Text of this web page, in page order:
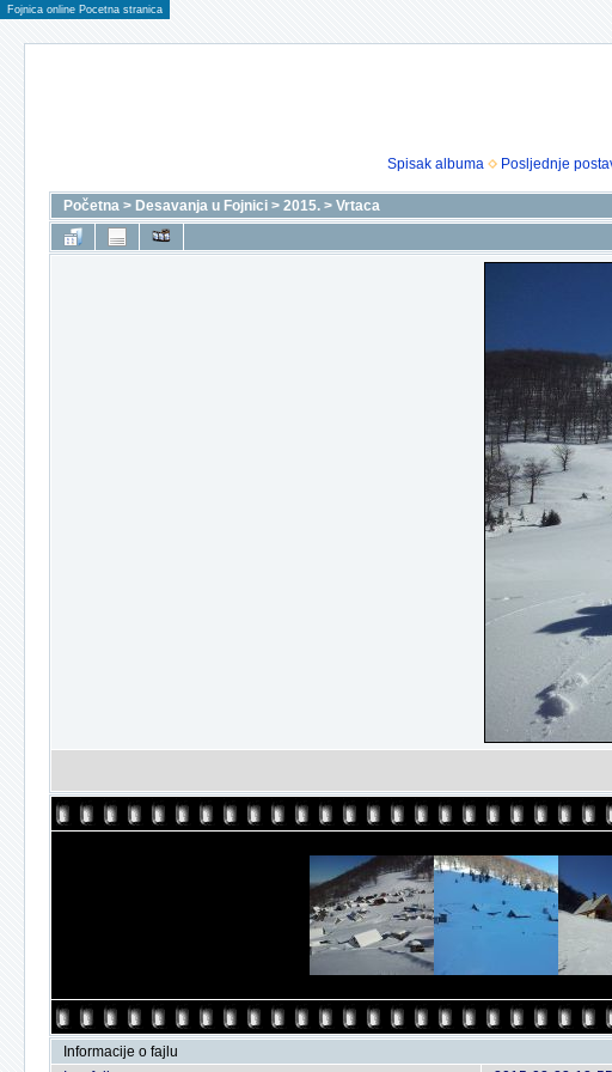
Fojnica online Pocetna stranica
Spisak albuma
Posljednje
Početna > Desavanja u Fojnici > 2015. > Vrtaca
Informacije o fajlu